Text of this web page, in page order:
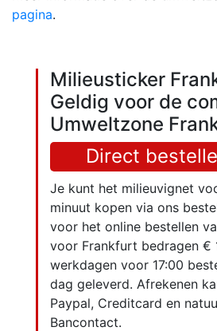
pagina.
Milieusticker
Geldig voor de
Umweltzone
Direct
Je kunt het milieuvignet
minuut kopen via ons
voor het online bestellen
voor Frankfurt bedragen €
werkdagen voor 17:00
dag geleverd. Afrekenen
Paypal, Creditcard en
Bancontact.